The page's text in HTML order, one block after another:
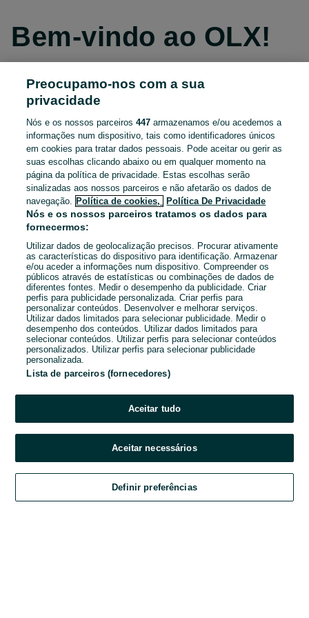
Bem-vindo ao OLX!
Continuar com o Facebook
Continuar com o Apple
Continuar com o Google
OU
Email
Password
Ao entrares na tua conta, estás a aceitar os Termos e Condições
Preocupamo-nos com a sua
privacidade
Nós e os nossos parceiros447 armazenamos e/ou acedemos a
informações num dispositivo, tais como identificadores únicos
em cookies para tratar dados pessoais. Pode aceitar ou gerir as
suas escolhas clicando abaixo ou em qualquer momento na
página da política de privacidade. Estas escolhas serão
sinalizadas aos nossos parceiros e não afetarão os dados de
navegação.
Política de cookies, Política De Privacidade
Nós e os nossos parceiros tratamos os dados para
fornecermos:
Utilizar dados de geolocalização precisos. Procurar ativamente
as características do dispositivo para identificação. Armazenar
e/ou aceder a informações num dispositivo. Compreender os
públicos através de estatísticas ou combinações de dados de
diferentes fontes. Medir o desempenho da publicidade. Criar
perfis para publicidade personalizada. Criar perfis para
personalizar conteúdos. Desenvolver e melhorar serviços.
Utilizar dados limitados para selecionar publicidade. Medir o
desempenho dos conteúdos. Utilizar dados limitados para
selecionar conteúdos. Utilizar perfis para selecionar conteúdos
personalizados. Utilizar perfis para selecionar publicidade
personalizada.
Lista de parceiros (fornecedores)
Aceitar tudo
Aceitar necessários
Definir preferências